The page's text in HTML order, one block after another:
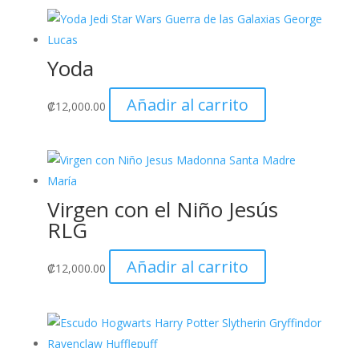
Yoda
₡12,000.00 Añadir al carrito
Virgen con el Niño Jesús
RLG
₡12,000.00 Añadir al carrito